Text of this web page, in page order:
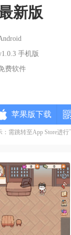
新版
手机版
费软件
苹果版下载
：需跳转至App Store进行